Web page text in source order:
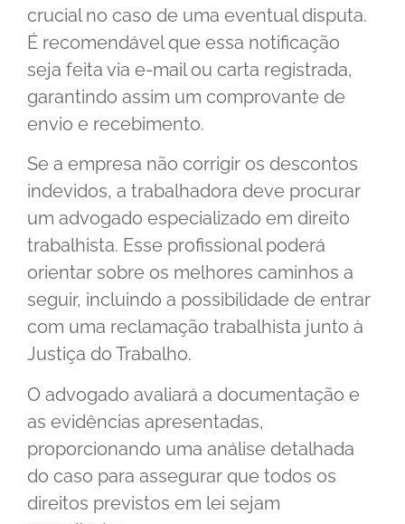
crucial no caso de uma eventual disputa.
É recomendável que essa notificação
seja feita via e-mail ou carta registrada,
garantindo assim um comprovante de
envio e recebimento.
Se a empresa não corrigir os descontos
indevidos, a trabalhadora deve procurar
um advogado especializado em direito
trabalhista. Esse profissional poderá
orientar sobre os melhores caminhos a
seguir, incluindo a possibilidade de entrar
com uma reclamação trabalhista junto à
Justiça do Trabalho.
O advogado avaliará a documentação e
as evidências apresentadas,
proporcionando uma análise detalhada
do caso para assegurar que todos os
direitos previstos em lei sejam